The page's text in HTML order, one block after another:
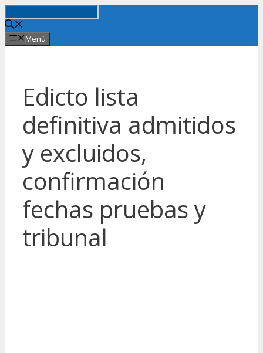
al
contenido
Menú
Edicto lista
definitiva admitidos
y excluidos,
confirmación
fechas pruebas y
tribunal